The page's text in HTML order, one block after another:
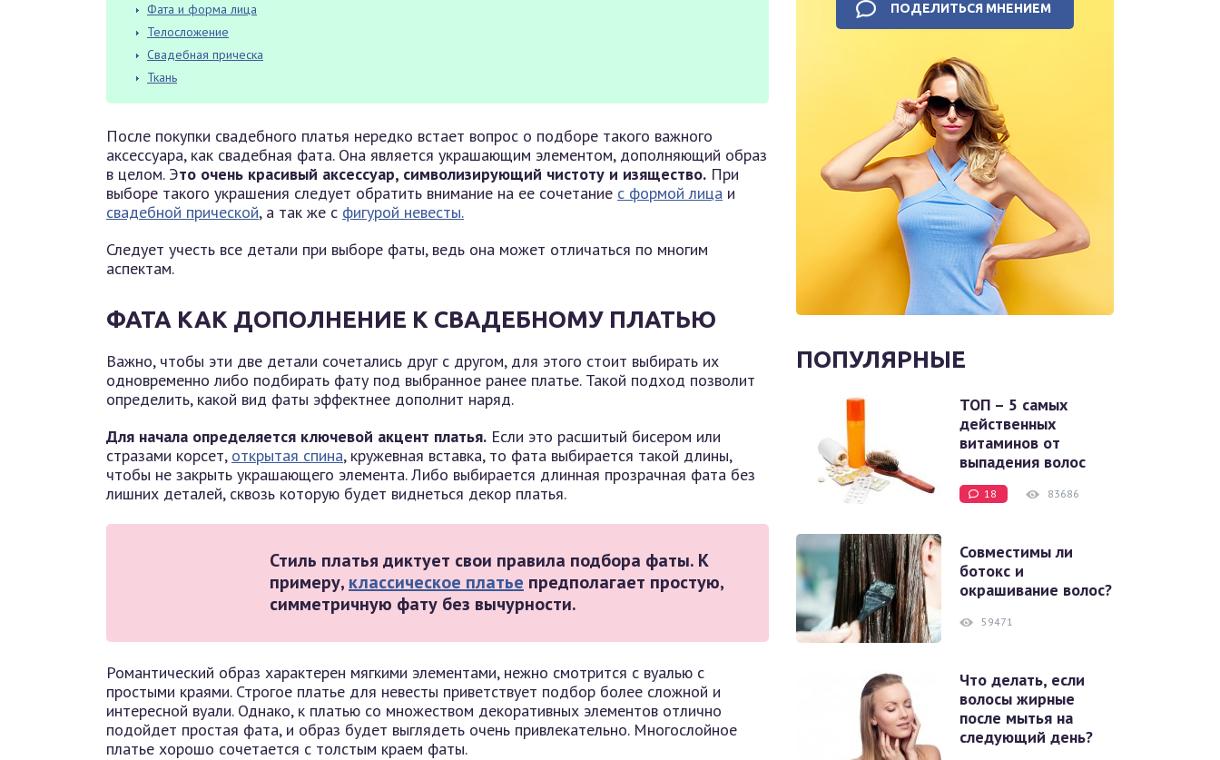
Фата и форма лица
Телосложение
Свадебная прическа
Ткань
После покупки свадебного платья нередко встает вопрос о подборе такого важного
аксессуара, как свадебная фата. Она является украшающим элементом, дополняющий образ
в целом. Это очень красивый аксессуар, символизирующий чистоту и изящество. При
выборе такого украшения следует обратить внимание на ее сочетание с формой лица и
свадебной прической, а так же с фигурой невесты.
Следует учесть все детали при выборе фаты, ведь она может отличаться по многим
аспектам.
ФАТА КАК ДОПОЛНЕНИЕ К СВАДЕБНОМУ ПЛАТЬЮ
Важно, чтобы эти две детали сочетались друг с другом, для этого стоит выбирать их
одновременно либо подбирать фату под выбранное ранее платье. Такой подход позволит
определить, какой вид фаты эффектнее дополнит наряд.
Для начала определяется ключевой акцент платья. Если это расшитый бисером или
стразами корсет, открытая спина, кружевная вставка, то фата выбирается такой длины,
чтобы не закрыть украшающего элемента. Либо выбирается длинная прозрачная фата без
лишних деталей, сквозь которую будет виднеться декор платья.
Стиль платья диктует свои правила подбора фаты. К
примеру, классическое платье предполагает простую,
симметричную фату без вычурности.
Романтический образ характерен мягкими элементами, нежно смотрится с вуалью с
простыми краями. Строгое платье для невесты приветствует подбор более сложной и
интересной вуали. Однако, к платью со множеством декоративных элементов отлично
подойдет простая фата, и образ будет выглядеть очень привлекательно. Многослойное
платье хорошо сочетается с толстым краем фаты.
ПОДЕЛИТЬСЯ МНЕНИЕМ
ПОПУЛЯРНЫЕ
ТОП – 5 самых
действенных
витаминов от
выпадения волос
18 83686
Совместимы ли
ботокс и
окрашивание волос?
59471
Что делать, если
волосы жирные
после мытья на
следующий день?